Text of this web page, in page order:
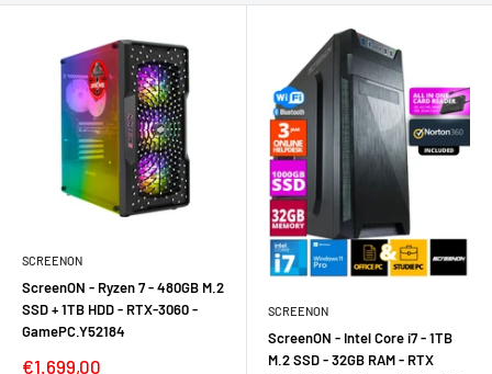
SCREENON
ScreenON - Ryzen 7 - 480GB M.2
SSD + 1TB HDD - RTX-3060 -
GamePC.Y52184
Verkoopprijs
€1.699,00
SCREENON
ScreenON - Intel Core i7 - 1TB
M.2 SSD - 32GB RAM - RTX